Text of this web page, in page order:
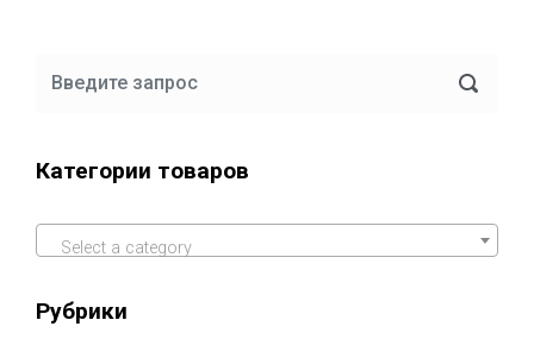
Категории товаров
Select a category
Рубрики